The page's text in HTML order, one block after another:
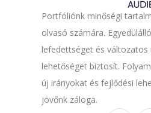
Portfóliónk minőségi
olvasó számára.
lefedettséget és változatos
lehetőséget biztosít.
új irányokat és fejlődési
jövőnk záloga.